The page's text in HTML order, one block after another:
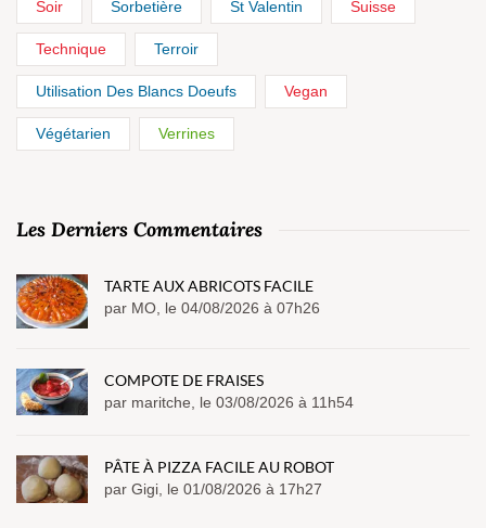
Soir Sorbetière St Valentin Suisse
Technique Terroir
Utilisation Des Blancs Doeufs Vegan
Végétarien Verrines
Les Derniers Commentaires
TARTE AUX ABRICOTS FACILE
par MO, le 04/08/2026 à 07h26
COMPOTE DE FRAISES
par maritche, le 03/08/2026 à 11h54
PÂTE À PIZZA FACILE AU ROBOT
par Gigi, le 01/08/2026 à 17h27